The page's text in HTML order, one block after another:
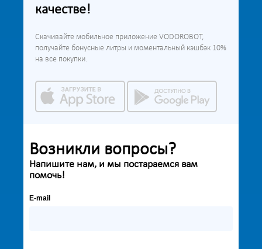
качестве!
Скачивайте мобильное приложение VODOROBOT,
получайте бонусные литры и моментальный кэшбэк 10%
на все покупки.
Возникли вопросы?
Напишите нам, и мы постараемся вам
помочь!
E-mail